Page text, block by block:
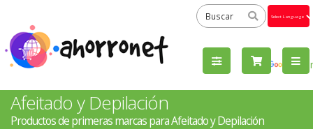
by
Afeitado y Depilación
Productos de primeras marcas para Afeitado y Depilación